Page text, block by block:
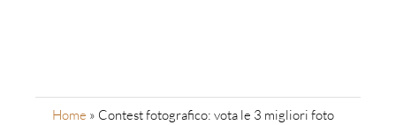
Home » Contest fotografico: vota le 3 migliori foto